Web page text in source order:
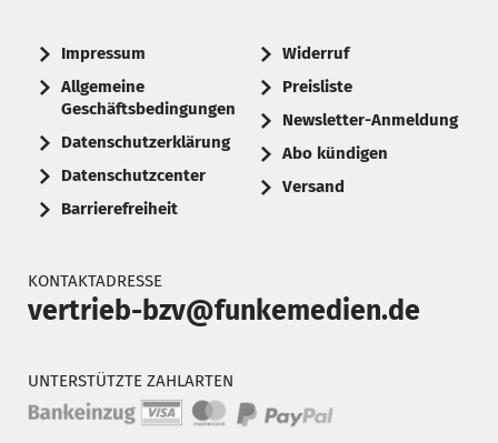
Impressum
Allgemeine
Geschäftsbedingungen
Datenschutzerklärung
Datenschutzcenter
Barrierefreiheit
Widerruf
Preisliste
Newsletter-Anmeldung
Abo kündigen
Versand
KONTAKTADRESSE
vertrieb-bzv@funkemedien.de
UNTERSTÜTZTE ZAHLARTEN